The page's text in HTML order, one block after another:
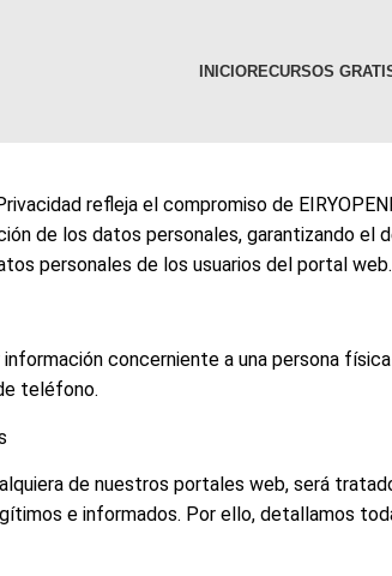
INICIORECURSOS
refleja el compromiso de
de los datos personales, garantizando el
personales de los usuarios del portal web.
concerniente a una persona
teléfono.
de nuestros portales web, será
e informados. Por ello, detallamos